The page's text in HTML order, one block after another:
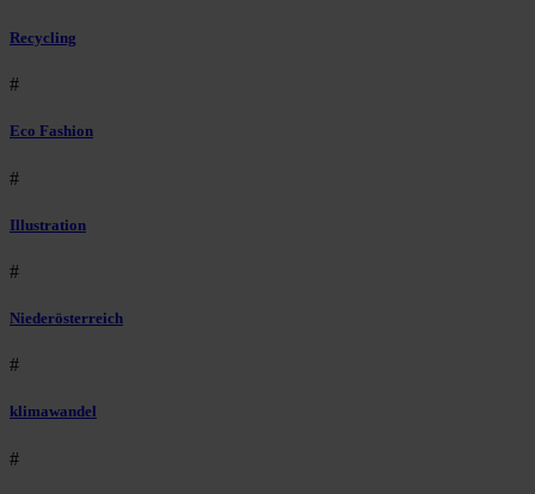
Recycling
#
Eco Fashion
#
Illustration
#
Niederösterreich
#
klimawandel
#